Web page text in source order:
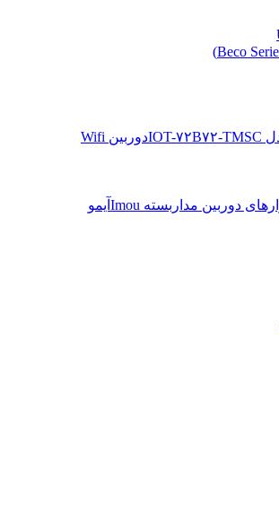
دوربین Wifi
آیمو